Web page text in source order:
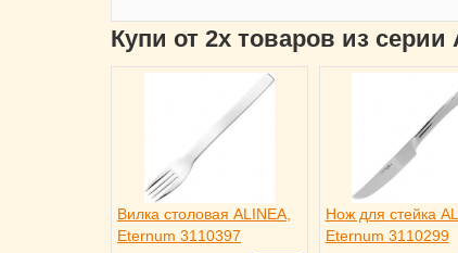
Купи от 2х товаров из
Вилка столовая ALINEA,
Eternum 3110397
Нож для стейка
Eternum 3110299